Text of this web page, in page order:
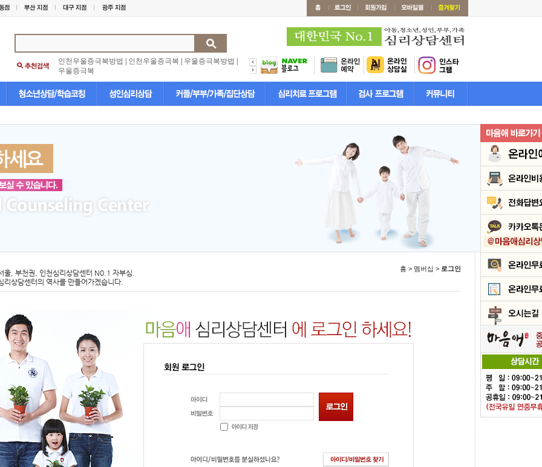
인천우울증극복방법 인천우울증극복 우울증극복방법
우울증극복
울, 부천권, 인천심리상담센터 N0.1 자부심.
리상담센터의 역사를 만들어가겠습니다.
홈 > 멤버십 > 로그인